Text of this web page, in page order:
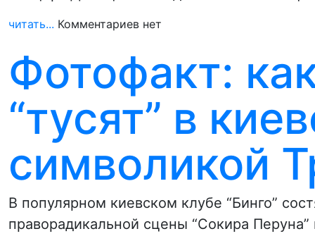
читать... Комментариев нет
Фотофакт:
“тусят” в
символикой
В популярном киевском клубе “Бинго”
праворадикальной сцены “Сокира